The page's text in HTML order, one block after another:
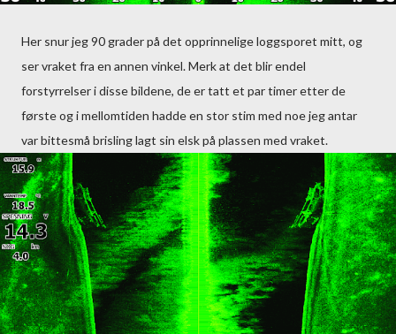
Her snur jeg 90 grader på det opprinnelige loggsporet mitt, og
ser vraket fra en annen vinkel. Merk at det blir endel
forstyrrelser i disse bildene, de er tatt et par timer etter de
første og i mellomtiden hadde en stor stim med noe jeg antar
var bittesmå brisling lagt sin elsk på plassen med vraket.